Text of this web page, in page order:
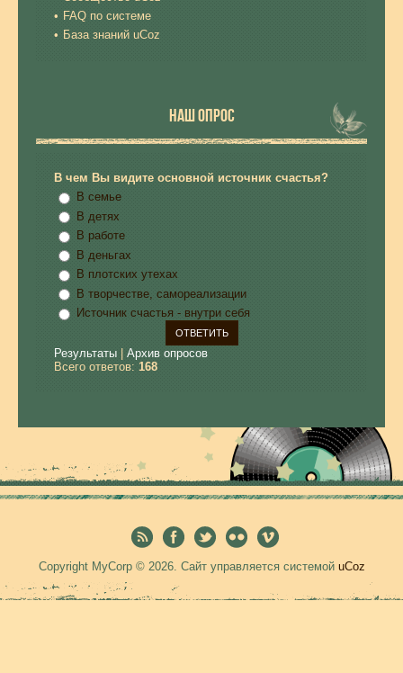
FAQ по системе
База знаний uCoz
НАШ ОПРОС
В чем Вы видите основной источник счастья?
В семье
В детях
В работе
В деньгах
В плотских утехах
В творчестве, самореализации
Источник счастья - внутри себя
Результаты
Архив опросов
Всего ответов: 168
Copyright MyCorp © 2026. Сайт управляется системой uCoz